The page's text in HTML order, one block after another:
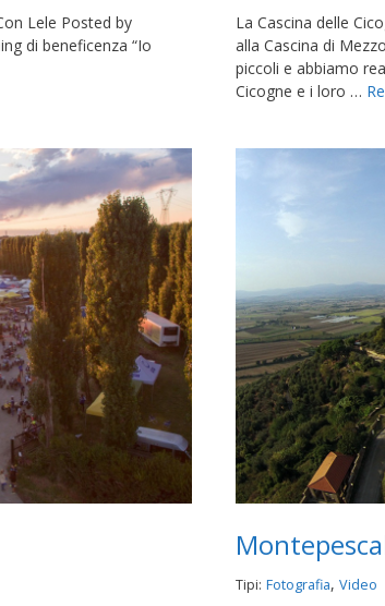
Lele Posted by
di beneficenza “Io
La Cascina delle
alla Cascina di
piccoli e abbiamo
Cicogne e i loro …
Tipi: Fotografia,Video